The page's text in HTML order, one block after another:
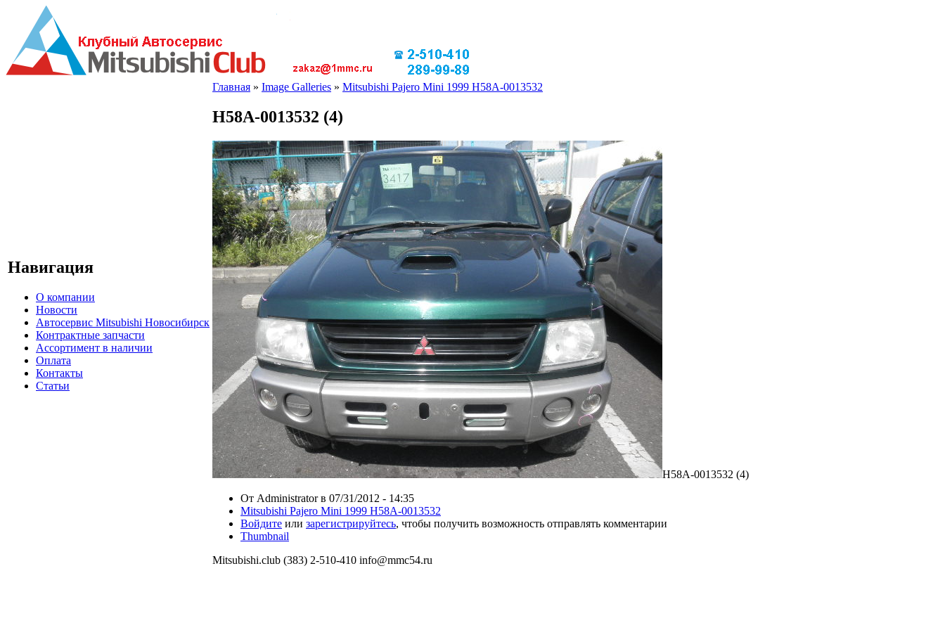
Навигация
О компании
Новости
Автосервис Mitsubishi Новосибирск
Контрактные запчасти
Ассортимент в наличии
Оплата
Контакты
Статьи
Главная » Image Galleries » Mitsubishi Pajero Mini 1999 H58A-0013532
H58A-0013532 (4)
H58A-0013532 (4)
От Administrator в 07/31/2012 - 14:35
Mitsubishi Pajero Mini 1999 H58A-0013532
Войдите или зарегистрируйтесь, чтобы получить возможность отправлять комментарии
Thumbnail
Mitsubishi.club (383) 2-510-410 info@mmc54.ru